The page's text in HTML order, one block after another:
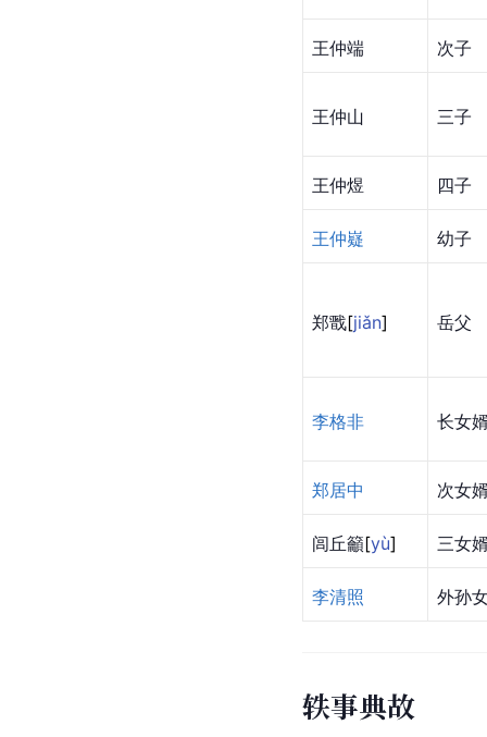
王仲端 次子
王仲山 三子
王仲煜 四子
王仲嶷 幼子
郑戬[jiǎn] 岳父
李格非 长女
郑居中 次女
闾丘籲[yù] 三女
李清照 外孙
轶事典故